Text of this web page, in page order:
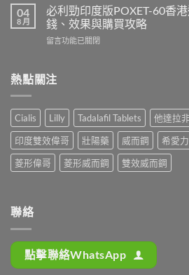
安
全？
網
略：
付
款
點
揀
＋
中
Levitra
邊
度
買
2026
效
果
與
購
買
攻
利
吉
Super
P-
P
邊
度
買
正
貨？
2026
錢、
效
果
04
8 月
必利勁印度版POXET-60香
錢、效果與購買攻略
在
勁
印
版
POXET-
60
香
港
邊
價
錢、
留言功能已關閉
熱點關注
Cialis Lilly Tadalafil Tablets 他達拉
印度雙效偉哥
壯陽藥 威而鋼 希愛力
菱形偉哥
菱形威而鋼 雙效威而鋼
聯絡
點擊聯絡WhatsApp